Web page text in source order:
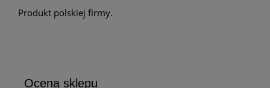
Produkt polskiej firmy.
Ocena sklepu